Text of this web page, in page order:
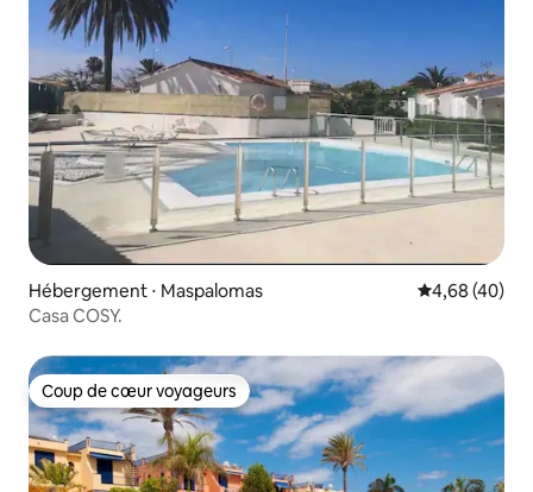
Hébergement ⋅ Maspalomas Évaluation
4,68 (40)
Casa COSY.
Coup de cœur voyageurs
Coup de cœur voyageurs